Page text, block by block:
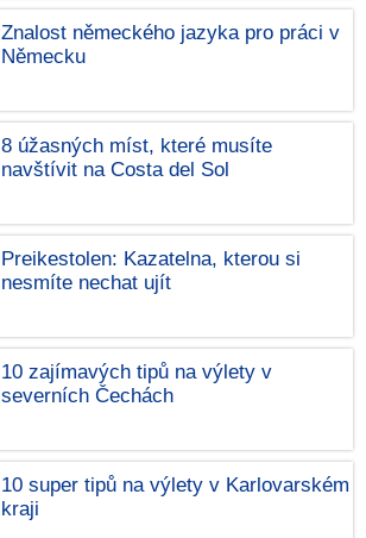
Znalost německého jazyka pro práci v
Německu
8 úžasných míst, které musíte
navštívit na Costa del Sol
Preikestolen: Kazatelna, kterou si
nesmíte nechat ujít
10 zajímavých tipů na výlety v
severních Čechách
10 super tipů na výlety v Karlovarském
kraji